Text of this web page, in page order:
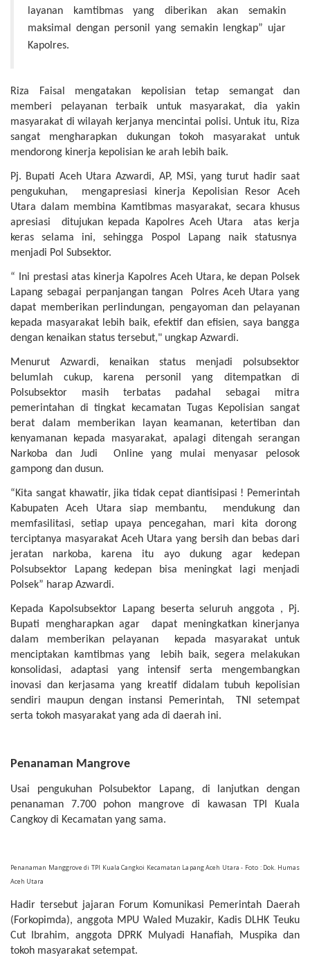
layanan kamtibmas yang diberikan akan semakin
maksimal dengan personil yang semakin lengkap” ujar
Kapolres.
Riza Faisal mengatakan kepolisian tetap semangat dan
memberi pelayanan terbaik untuk masyarakat, dia yakin
masyarakat di wilayah kerjanya mencintai polisi. Untuk itu, Riza
sangat mengharapkan dukungan tokoh masyarakat untuk
mendorong kinerja kepolisian ke arah lebih baik.
Pj. Bupati Aceh Utara Azwardi, AP, MSi, yang turut hadir saat
pengukuhan, mengapresiasi kinerja Kepolisian Resor Aceh
Utara dalam membina Kamtibmas masyarakat, secara khusus
apresiasi ditujukan kepada Kapolres Aceh Utara atas kerja
keras selama ini, sehingga Pospol Lapang naik statusnya
menjadi Pol Subsektor.
“ Ini prestasi atas kinerja Kapolres Aceh Utara, ke depan Polsek
Lapang sebagai perpanjangan tangan Polres Aceh Utara yang
dapat memberikan perlindungan, pengayoman dan pelayanan
kepada masyarakat lebih baik, efektif dan efisien, saya bangga
dengan kenaikan status tersebut," ungkap Azwardi.
Menurut Azwardi, kenaikan status menjadi polsubsektor
belumlah cukup, karena personil yang ditempatkan di
Polsubsektor masih terbatas padahal sebagai mitra
pemerintahan di tingkat kecamatan Tugas Kepolisian sangat
berat dalam memberikan layan keamanan, ketertiban dan
kenyamanan kepada masyarakat, apalagi ditengah serangan
Narkoba dan Judi Online yang mulai menyasar pelosok
gampong dan dusun.
“Kita sangat khawatir, jika tidak cepat diantisipasi ! Pemerintah
Kabupaten Aceh Utara siap membantu, mendukung dan
memfasilitasi, setiap upaya pencegahan, mari kita dorong
terciptanya masyarakat Aceh Utara yang bersih dan bebas dari
jeratan narkoba, karena itu ayo dukung agar kedepan
Polsubsektor Lapang kedepan bisa meningkat lagi menjadi
Polsek” harap Azwardi.
Kepada Kapolsubsektor Lapang beserta seluruh anggota , Pj.
Bupati mengharapkan agar dapat meningkatkan kinerjanya
dalam memberikan pelayanan kepada masyarakat untuk
menciptakan kamtibmas yang lebih baik, segera melakukan
konsolidasi, adaptasi yang intensif serta mengembangkan
inovasi dan kerjasama yang kreatif didalam tubuh kepolisian
sendiri maupun dengan instansi Pemerintah, TNI setempat
serta tokoh masyarakat yang ada di daerah ini.
Penanaman Mangrove
Usai pengukuhan Polsubektor Lapang, di lanjutkan dengan
penanaman 7.700 pohon mangrove di kawasan TPI Kuala
Cangkoy di Kecamatan yang sama.
Penanaman Manggrove di TPI Kuala Cangkoi Kecamatan Lapang Aceh Utara - Foto : Dok. Humas
Aceh Utara
Hadir tersebut jajaran Forum Komunikasi Pemerintah Daerah
(Forkopimda), anggota MPU Waled Muzakir, Kadis DLHK Teuku
Cut Ibrahim, anggota DPRK Mulyadi Hanafiah, Muspika dan
tokoh masyarakat setempat.